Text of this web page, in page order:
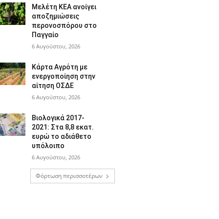
Μελέτη ΚΕΑ ανοίγει
αποζημιώσεις
περονοσπόρου στο
Παγγαίο
6 Αυγούστου, 2026
Κάρτα Αγρότη με
ενεργοποίηση στην
αίτηση ΟΣΔΕ
6 Αυγούστου, 2026
Βιολογικά 2017-
2021: Στα 8,8 εκατ.
ευρώ το αδιάθετο
υπόλοιπο
6 Αυγούστου, 2026
Φόρτωση περισσοτέρων